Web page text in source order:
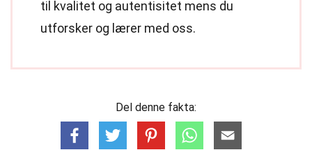
til kvalitet og autentisitet mens du
utforsker og lærer med oss.
Del denne fakta: